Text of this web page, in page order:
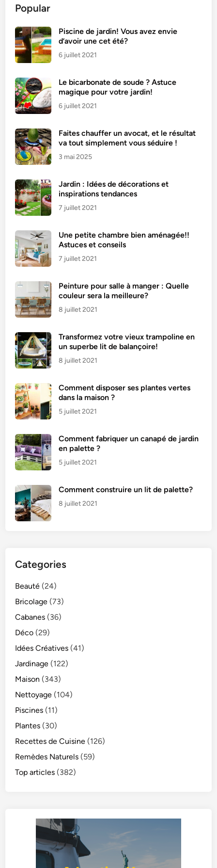
Popular
Piscine de jardin! Vous avez envie
d’avoir une cet été?
6 juillet 2021
Le bicarbonate de soude ? Astuce
magique pour votre jardin!
6 juillet 2021
Faites chauffer un avocat, et le résultat
va tout simplement vous séduire !
3 mai 2025
Jardin : Idées de décorations et
inspirations tendances
7 juillet 2021
Une petite chambre bien aménagée!!
Astuces et conseils
7 juillet 2021
Peinture pour salle à manger : Quelle
couleur sera la meilleure?
8 juillet 2021
Transformez votre vieux trampoline en
un superbe lit de balançoire!
8 juillet 2021
Comment disposer ses plantes vertes
dans la maison ?
5 juillet 2021
Comment fabriquer un canapé de jardin
en palette ?
5 juillet 2021
Comment construire un lit de palette?
8 juillet 2021
Categories
Beauté (24)
Bricolage (73)
Cabanes (36)
Déco (29)
Idées Créatives (41)
Jardinage (122)
Maison (343)
Nettoyage (104)
Piscines (11)
Plantes (30)
Recettes de Cuisine (126)
Remèdes Naturels (59)
Top articles (382)